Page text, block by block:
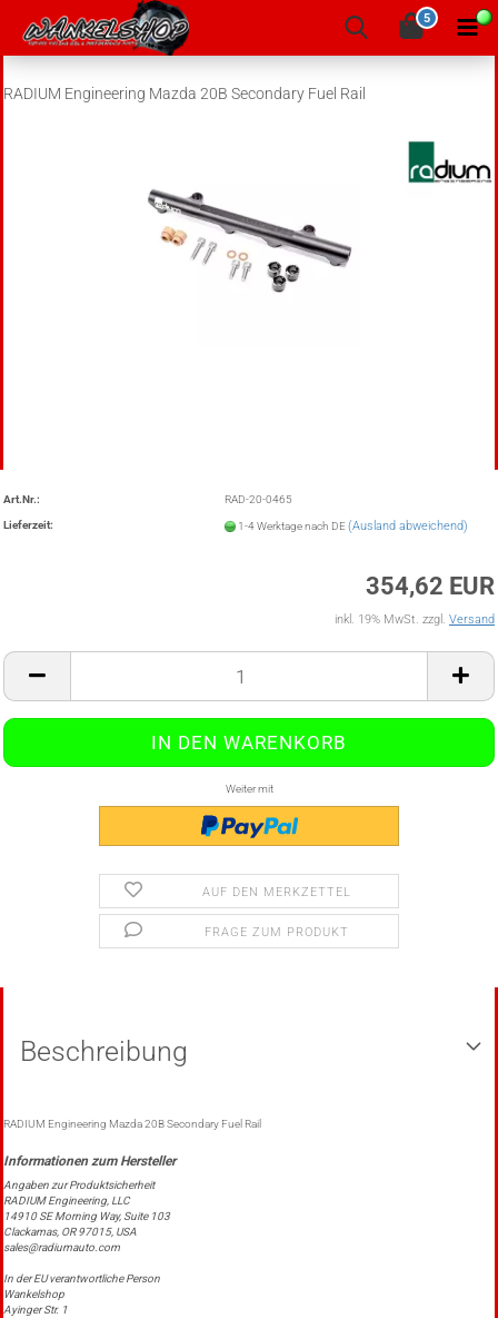
5
RADIUM Engineering Mazda 20B Secondary Fuel Rail
Art.Nr.: RAD-20-0465
Lieferzeit: 1-4 Werktage nach DE(Ausland abweichend)
354,62 EUR
inkl. 19% MwSt. zzgl. Versand
Weiter mit
AUF DEN MERKZETTEL
FRAGE ZUM PRODUKT
Beschreibung
RADIUM Engineering Mazda 20B Secondary Fuel Rail
Angaben zur Produktsicherheit
RADIUM Engineering, LLC
14910 SE Morning Way, Suite 103
Clackamas, OR 97015, USA
sales@radiumauto.com
In der EU verantwortliche Person
Wankelshop
Ayinger Str. 1